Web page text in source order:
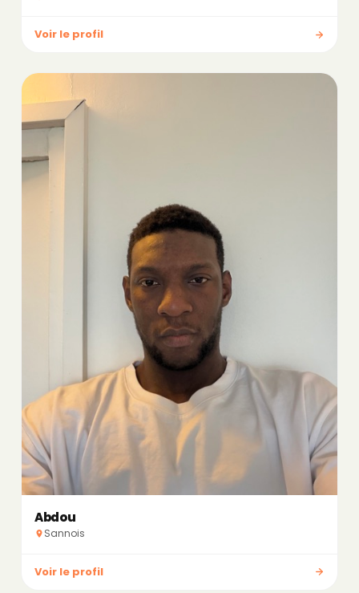
Voir le profil
Abdou
Sannois
Voir le profil